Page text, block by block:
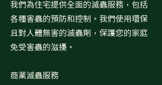
我們為住宅提供全面的滅蟲服務，包括
各種害蟲的預防和控制。我們使用環保
且對人體無害的滅蟲劑，保護您的家庭
免受害蟲的滋擾。
商業滅蟲服務